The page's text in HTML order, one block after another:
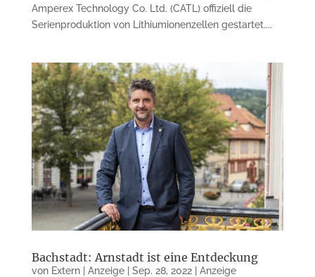
Amperex Technology Co. Ltd. (CATL) offiziell die
Serienproduktion von Lithiumionenzellen gestartet....
Bachstadt: Arnstadt ist eine Entdeckung
von Extern | Anzeige| Sep. 28, 2022| Anzeige